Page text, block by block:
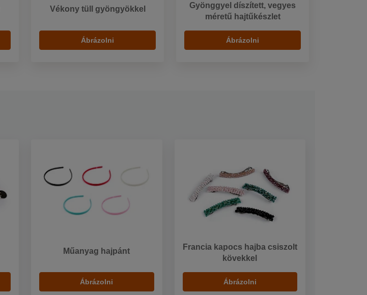
Vékony tüll gyöngyökkel
Ábrázolni
Gyönggyel díszített, vegyes
méretű hajtűkészlet
Ábrázolni
Műanyag hajpánt
Ábrázolni
Francia kapocs hajba csiszolt
kövekkel
Ábrázolni